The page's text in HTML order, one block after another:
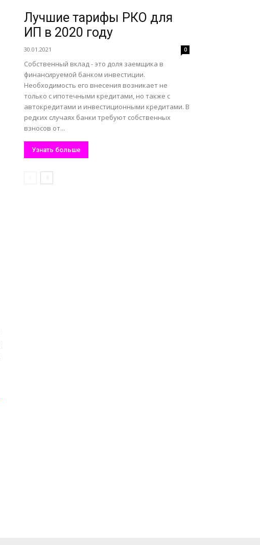
Лучшие тарифы РКО для
ИП в 2020 году
30.01.2021 0
Собственный вклад - это доля заемщика в
финансируемой банком инвестиции.
Необходимость его внесения возникает не
только с ипотечными кредитами, но также с
автокредитами и инвестиционными кредитами. В
редких случаях банки требуют собственных
взносов от...
Узнать больше